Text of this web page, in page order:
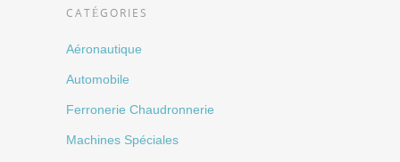
CATÉGORIES
Aéronautique
Automobile
Ferronerie Chaudronnerie
Machines Spéciales